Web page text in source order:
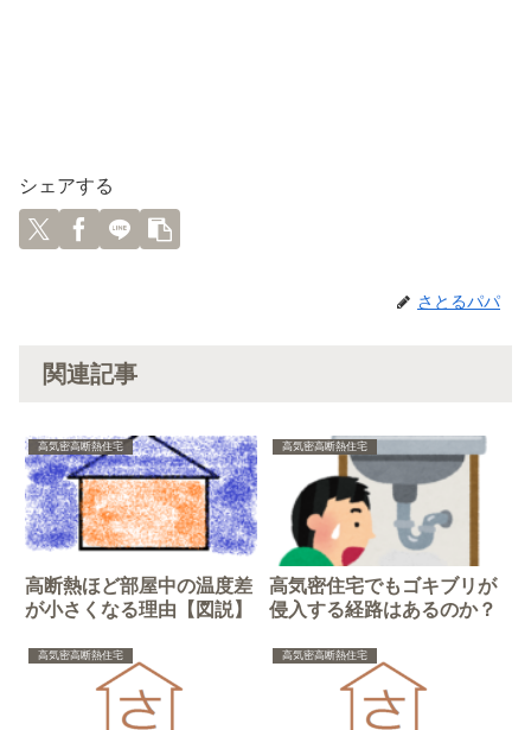
シェアする
さとるパパ
関連記事
高気密高断熱住宅
高断熱ほど部屋中の温度差
が小さくなる理由【図説】
高気密高断熱住宅
高気密住宅でもゴキブリが
侵入する経路はあるのか？
高気密高断熱住宅 高気密高断熱住宅